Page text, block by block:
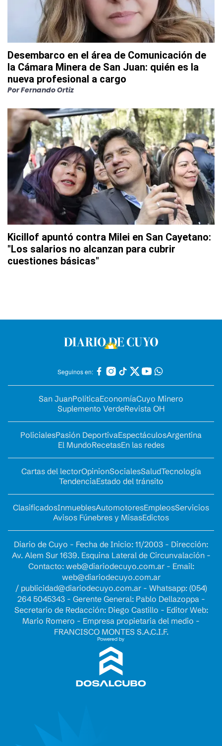
Desembarco en el área de Comunicación de
la Cámara Minera de San Juan: quién es la
nueva profesional a cargo
PorFernando Ortiz
Kicillof apuntó contra Milei en San Cayetano:
"Los salarios no alcanzan para cubrir
cuestiones básicas"
Seguinos en:
San JuanPolíticaEconomíaCuyo Minero
Suplemento VerdeRevista OH
PolicialesPasión DeportivaEspectáculosArgentina
El MundoRecetasEn las redes
Cartas del lectorOpinionSocialesSaludTecnología
TendenciaEstado del tránsito
ClasificadosInmueblesAutomotoresEmpleosServicios
Avisos Fúnebres y MisasEdictos
Diario de Cuyo - Fecha de Inicio: 11/2003 - Dirección:
Av. Alem Sur 1639. Esquina Lateral de Circunvalación -
Contacto: web@diariodecuyo.com.ar- Email:
web@diariodecuyo.com.ar
/ publicidad@diariodecuyo.com.ar- Whatsapp: (054)
264 5045343 - Gerente General: Pablo Dellazoppa -
Secretario de Redacción: Diego Castillo - Editor Web:
Mario Romero - Empresa propietaria del medio -
FRANCISCO MONTES S.A.C.I.F.